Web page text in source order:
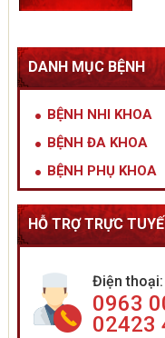
DANH MỤC BỆNH
BỆNH NHI KHOA
BỆNH ĐA KHOA
BỆNH PHỤ KHOA
HỖ TRỢ TRỰC
Điện thoại:
0963
02423